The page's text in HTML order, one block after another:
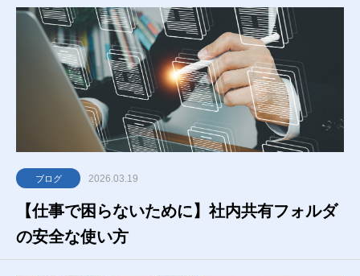
ブログ 2026.03.19
【仕事で困らないために】社内共有フォルダ
の安全な使い方